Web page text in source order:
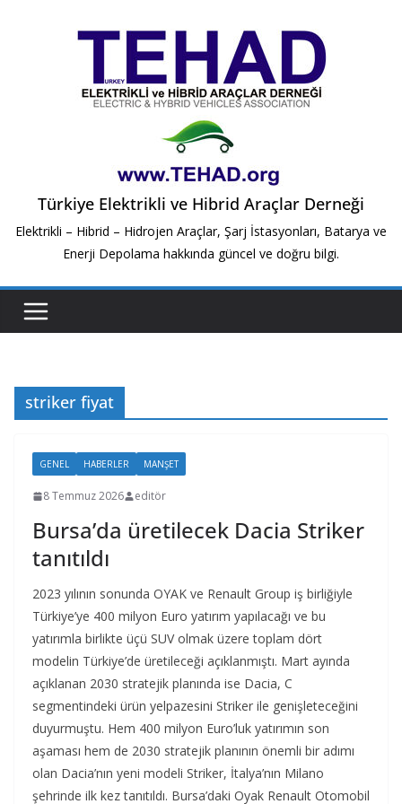
Türkiye Elektrikli ve Hibrid Araçlar Derneği
Elektrikli – Hibrid – Hidrojen Araçlar, Şarj İstasyonları, Batarya ve
Enerji Depolama hakkında güncel ve doğru bilgi.
striker fiyat
GENEL HABERLER MANŞET
8 Temmuz 2026 editör
Bursa’da üretilecek Dacia Striker
tanıtıldı
2023 yılının sonunda OYAK ve Renault Group iş birliğiyle
Türkiye’ye 400 milyon Euro yatırım yapılacağı ve bu
yatırımla birlikte üçü SUV olmak üzere toplam dört
modelin Türkiye’de üretileceği açıklanmıştı. Mart ayında
açıklanan 2030 stratejik planında ise Dacia, C
segmentindeki ürün yelpazesini Striker ile genişleteceğini
duyurmuştu. Hem 400 milyon Euro’luk yatırımın son
aşaması hem de 2030 stratejik planının önemli bir adımı
olan Dacia’nın yeni modeli Striker, İtalya’nın Milano
şehrinde ilk kez tanıtıldı. Bursa’daki Oyak Renault Otomobil